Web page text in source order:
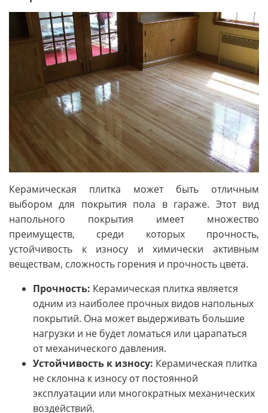
Керамическая плитка может быть отличным
выбором для покрытия пола в гараже. Этот вид
напольного покрытия имеет множество
преимуществ, среди которых прочность,
устойчивость к износу и химически активным
веществам, сложность горения и прочность цвета.
Прочность: Керамическая плитка является
одним из наиболее прочных видов напольных
покрытий. Она может выдерживать большие
нагрузки и не будет ломаться или царапаться
от механического давления.
Устойчивость к износу: Керамическая плитка
не склонна к износу от постоянной
эксплуатации или многократных механических
воздействий.